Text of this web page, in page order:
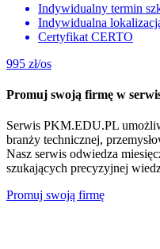
Indywidualny termin
Indywidualna
Certyfikat CERTO
995 zł/os
Promuj swoją firmę w
Serwis PKM.EDU.PL
branży technicznej,
Nasz serwis odwiedza
szukających precyzyjnej
Promuj swoją firmę